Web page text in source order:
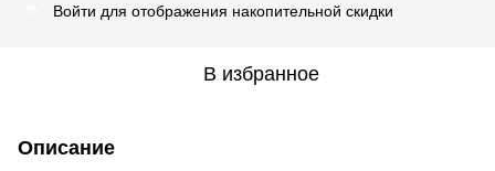
Войти для отображения накопительной скидки
В избранное
Описание